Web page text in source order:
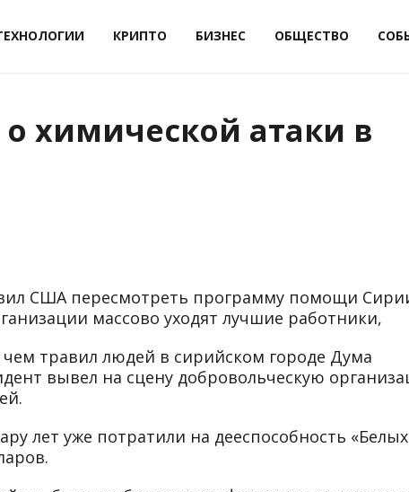
КРИПТО БИЗНЕС ОБЩЕСТВО
химической атаки в
США пересмотреть программу помощи
массово уходят лучшие работники,
травил людей в сирийском городе Дума
вывел на сцену добровольческую
лет уже потратили на дееспособность «Белых